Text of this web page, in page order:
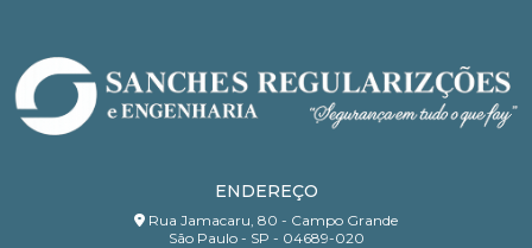
ENDEREÇO
Rua Jamacaru, 80 - Campo Grande
São Paulo - SP - 04689-020